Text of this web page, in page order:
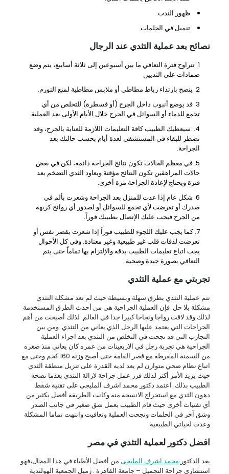
ظهور الندب.
تنميل في الحلمات.
نصائح بعد عملية التثدي عند الرجال
تتراوح فترة التعافي ما بين أسبوعين إلى ثلاثة أسابيع، يتم وضع
ضمادات على الثديين
ينصح بارتداء رباط مطاطي أو ملابس مطاطية لمنع التورم.
قد يوضع أنبوب داخل الجرح (أو قسطرة) للتخلص من أي
تجمع للدماء أو السوائل في الجرح خلال الأيام الأولى بعد العملية.
سيعطيك الطبيب كافة التعليمات اللازمة للعناية بالجرح، وقد
تضطر للبقاء في المستشفى لعدة أيام بحسب حالتك بعد
الجراحة.
في معظم الحالات تكون نتائج الجراحة دائمة، لكن في بعض
حالات المراهقين تكون النتائج مؤقتة ويعاود الثدي التضخم بعد
فترة ويحتاج لإعادة الجراحة مرة أخرى.
شكل عام إذا عدت للمنزل بعد الجراحة وشعرت بألم في
صدرك أو تعرضت لأي تجمع للسوائل أو لصدور أي روائح كريهة
من الجرح فيجب عليك الإتصال بطبيبك فوراً.
كما يجب عليك اللجوء للطبيب فوراً إذا شعرت بقصر نفس أو
تعرضت لدقات قلب غير طبيعية وغير معتادة. وفي كل الأحوال
يجب اتباع تعليمات الطبيب بدقة والإلتزام بها تماماً حتى يتم
التعافي بصورة جيدة وصحية.
تجربتي مع عملية التثدي
تتم عملية التثدي بطرق سهلة وبسيطة حيث لم تعد مشكلة التثدي
مشكلة بلا حل. فإن العملية الجراحية هي من أحدث الطرق المستخدمة
لذلك وقد لاقت رواجا ونجاحا كبيرا جدا في العالم. لذلك أصبحت من أهم
الجراحات التي يعتمد عليها الرجل الذي يعاني من التثدي. ومن بين
التجارب التي قد نجحت في التخلص من التثدي بعد اجراء العملية
الجراحية هي تجربة رجل في الاربعينات من عمره كان يعاني منذ صغره
من السمنة المفرطة مع قصر القامة حتى أصبح وزنه 160 كجم وحتى مع
اتباع نظام صحي متوازن لم يعد لديه القدرة على تنزيل منطقة الثدي
حيث يزيد الأمر أكثر لذلك قرر عمل جراحة لازالة التثدي بعدما نصحه
الطبيب بذلك. اعتمد دكتور محمد اشرف المليجى على تقنية شفط
دهون الثدي مع استخراج الانسجة منه وكانت الطريقة أفضل بكثير من
أي تقنيات أخرى حيث قام الطبيب بعمل شق صغير في جانب الصدر
وشق آخر في الحلمات ونجحت العملية وتعافيت وانتهت تماما المشكلة
وعدت لحياتي الطبيعية.
افضل دكتور لعملية التثدي في مصر
يعد الدكتور محمد اشرف المليجىمن أفضل الأطباء في هذا المجال،فهو
استشاري جراحة التجميل – جامعة القاهرة . زميل الجمعية الهولندية